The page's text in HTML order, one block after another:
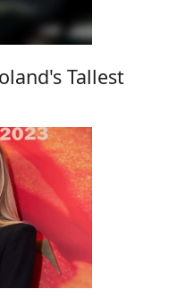
Tallest